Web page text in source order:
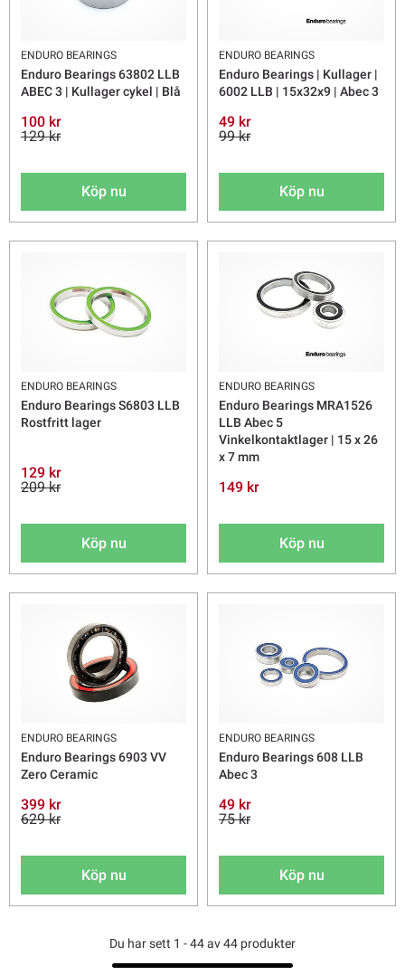
ENDURO BEARINGS
Enduro Bearings 63802 LLB
ABEC 3 | Kullager cykel | Blå
100 kr
129 kr
Köp nu
ENDURO BEARINGS
Enduro Bearings | Kullager |
6002 LLB | 15x32x9 | Abec 3
49 kr
99 kr
Köp nu
ENDURO BEARINGS
Enduro Bearings S6803 LLB
Rostfritt lager
129 kr
209 kr
Köp nu
ENDURO BEARINGS
Enduro Bearings MRA1526
LLB Abec 5
Vinkelkontaktlager | 15 x 26
x 7 mm
149 kr
Köp nu
ENDURO BEARINGS
Enduro Bearings 6903 VV
Zero Ceramic
399 kr
629 kr
Köp nu
ENDURO BEARINGS
Enduro Bearings 608 LLB
Abec 3
49 kr
75 kr
Köp nu
Du har sett 1 - 44 av 44 produkter